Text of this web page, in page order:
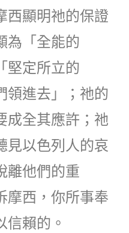
西顯明祂的保證
為「全能的
堅定所立的
領進去」；祂的
成全其應許；祂
見以色列人的哀
離他們的重
摩西，你所事奉
信賴的。